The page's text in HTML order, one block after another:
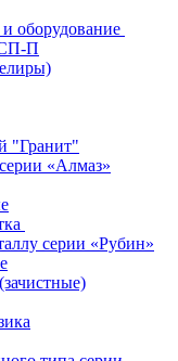
оборудование
П
"Гранит"
«Алмаз»
серии «Рубин»